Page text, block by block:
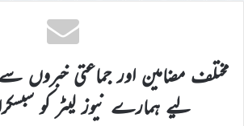
مختلف مضامین اور جماعتی خبروں
لیے ہمارے نیوز لیٹر کو